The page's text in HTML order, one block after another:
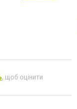
, щоб оцінити